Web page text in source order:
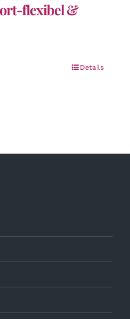
flexibel &
Details